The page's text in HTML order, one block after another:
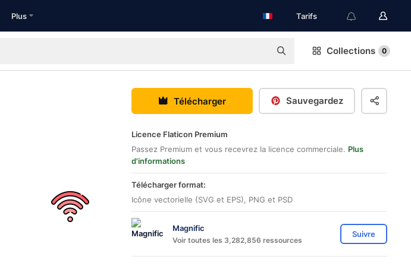
Plus Tarifs
Collections 0
Télécharger Sauvegardez
Licence Flaticon Premium
Passez Premium et vous recevrez la licence commerciale. Plus
d'informations
Télécharger format:
Icône vectorielle (SVG et EPS), PNG et PSD
Magnific
Voir toutes les 3,282,856 ressources
Suivre